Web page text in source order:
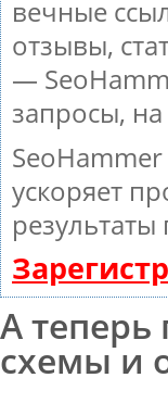
вечные
отзывы,
—
запросы,
ускоряет
А
схемы и